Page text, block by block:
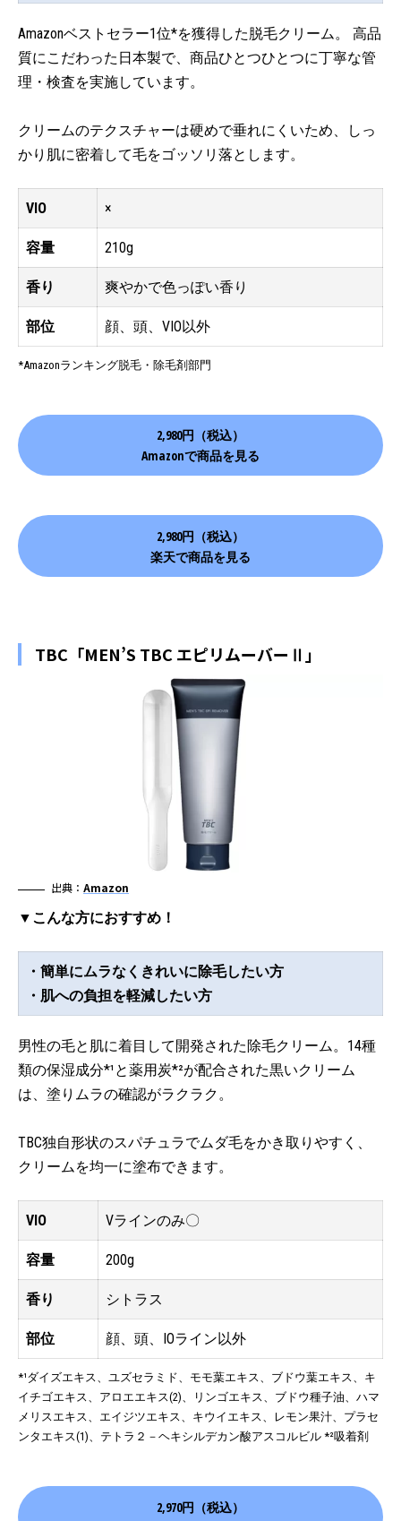
Amazonベストセラー1位*を獲得した脱毛クリーム。 高品
質にこだわった日本製で、商品ひとつひとつに丁寧な管
理・検査を実施しています。
クリームのテクスチャーは硬めで垂れにくいため、しっ
かり肌に密着して毛をゴッソリ落とします。
VIO ×
容量 210g
香り 爽やかで色っぽい香り
部位 顔、頭、VIO以外
*Amazonランキング脱毛・除毛剤部門
2,980円（税込）
Amazonで商品を見る
2,980円（税込）
楽天で商品を見る
TBC「MEN’S TBC エピリムーバーⅡ」
出典： Amazon
▼こんな方におすすめ！
・簡単にムラなくきれいに除毛したい方
・肌への負担を軽減したい方
男性の毛と肌に着目して開発された除毛クリーム。14種
類の保湿成分*¹と薬用炭*²が配合された黒いクリーム
は、塗りムラの確認がラクラク。
TBC独自形状のスパチュラでムダ毛をかき取りやすく、
クリームを均一に塗布できます。
VIO Vラインのみ〇
容量 200g
香り シトラス
部位 顔、頭、IOライン以外
*¹ダイズエキス、ユズセラミド、モモ葉エキス、ブドウ葉エキス、キ
イチゴエキス、アロエエキス(2)、リンゴエキス、ブドウ種子油、ハマ
メリスエキス、エイジツエキス、キウイエキス、レモン果汁、プラセ
ンタエキス(1)、テトラ２－ヘキシルデカン酸アスコルビル *²吸着剤
2,970円（税込）